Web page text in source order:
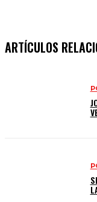
ARTÍCULOS